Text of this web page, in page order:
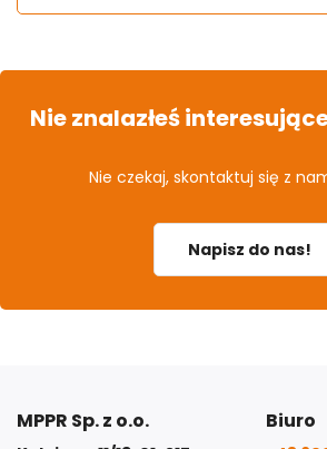
Nie znalazłeś
Nie czekaj, skontaktuj się z
Napisz do nas!
MPPR Sp. z o.o. Biuro